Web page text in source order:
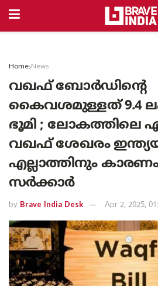
Home News
വഖഫ് ബോർഡിന്റെ
കൈവശമുള്ളത് 9.4
ഭൂമി ; ലോകത്തിലെ
വഖഫ് ശേഖരം
എല്ലാത്തിനും
സർക്കാർ
by Brave India Desk Apr 2, 2025,